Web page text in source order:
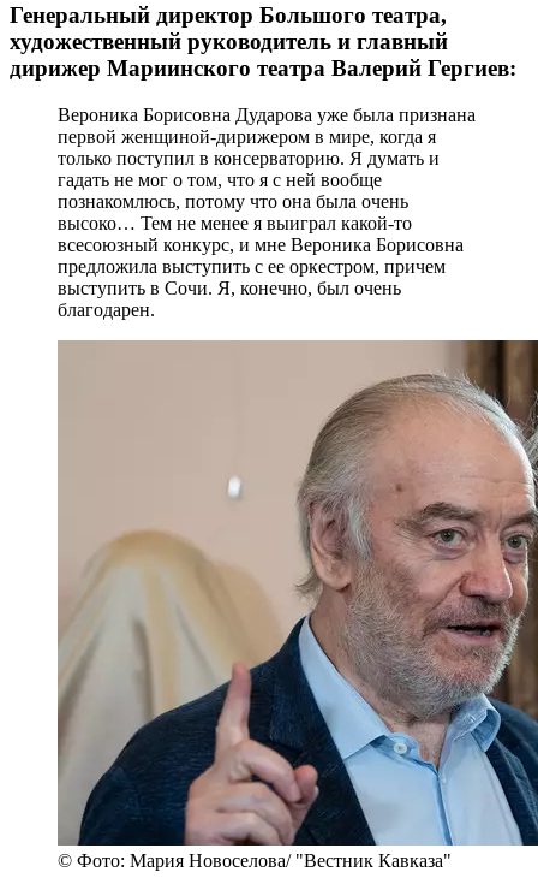
Генеральный директор Большого театра,
художественный руководитель и главный
дирижер Мариинского театра Валерий Гергиев:
Вероника Борисовна Дударова уже была признана
первой женщиной-дирижером в мире, когда я
только поступил в консерваторию. Я думать и
гадать не мог о том, что я с ней вообще
познакомлюсь, потому что она была очень
высоко… Тем не менее я выиграл какой-то
всесоюзный конкурс, и мне Вероника Борисовна
предложила выступить с ее оркестром, причем
выступить в Сочи. Я, конечно, был очень
благодарен.
© Фото: Мария Новоселова/ "Вестник Кавказа"